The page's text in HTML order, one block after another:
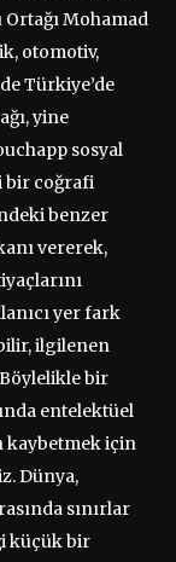
Mohamad
otomotiv,
Türkiye’de
yine
sosyal
bir coğrafi
benzer
vererek,
yer fark
ilgilenen
bir
entelektüel
kaybetmek için
Dünya,
sınırlar
küçük bir